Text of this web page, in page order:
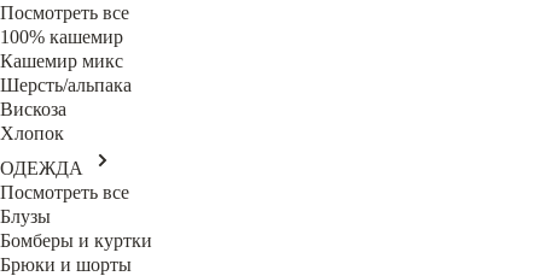
Посмотреть все
100% кашемир
Кашемир микс
Шерсть/альпака
Вискоза
Хлопок
ОДЕЖДА
Посмотреть все
Блузы
Бомберы и куртки
Брюки и шорты